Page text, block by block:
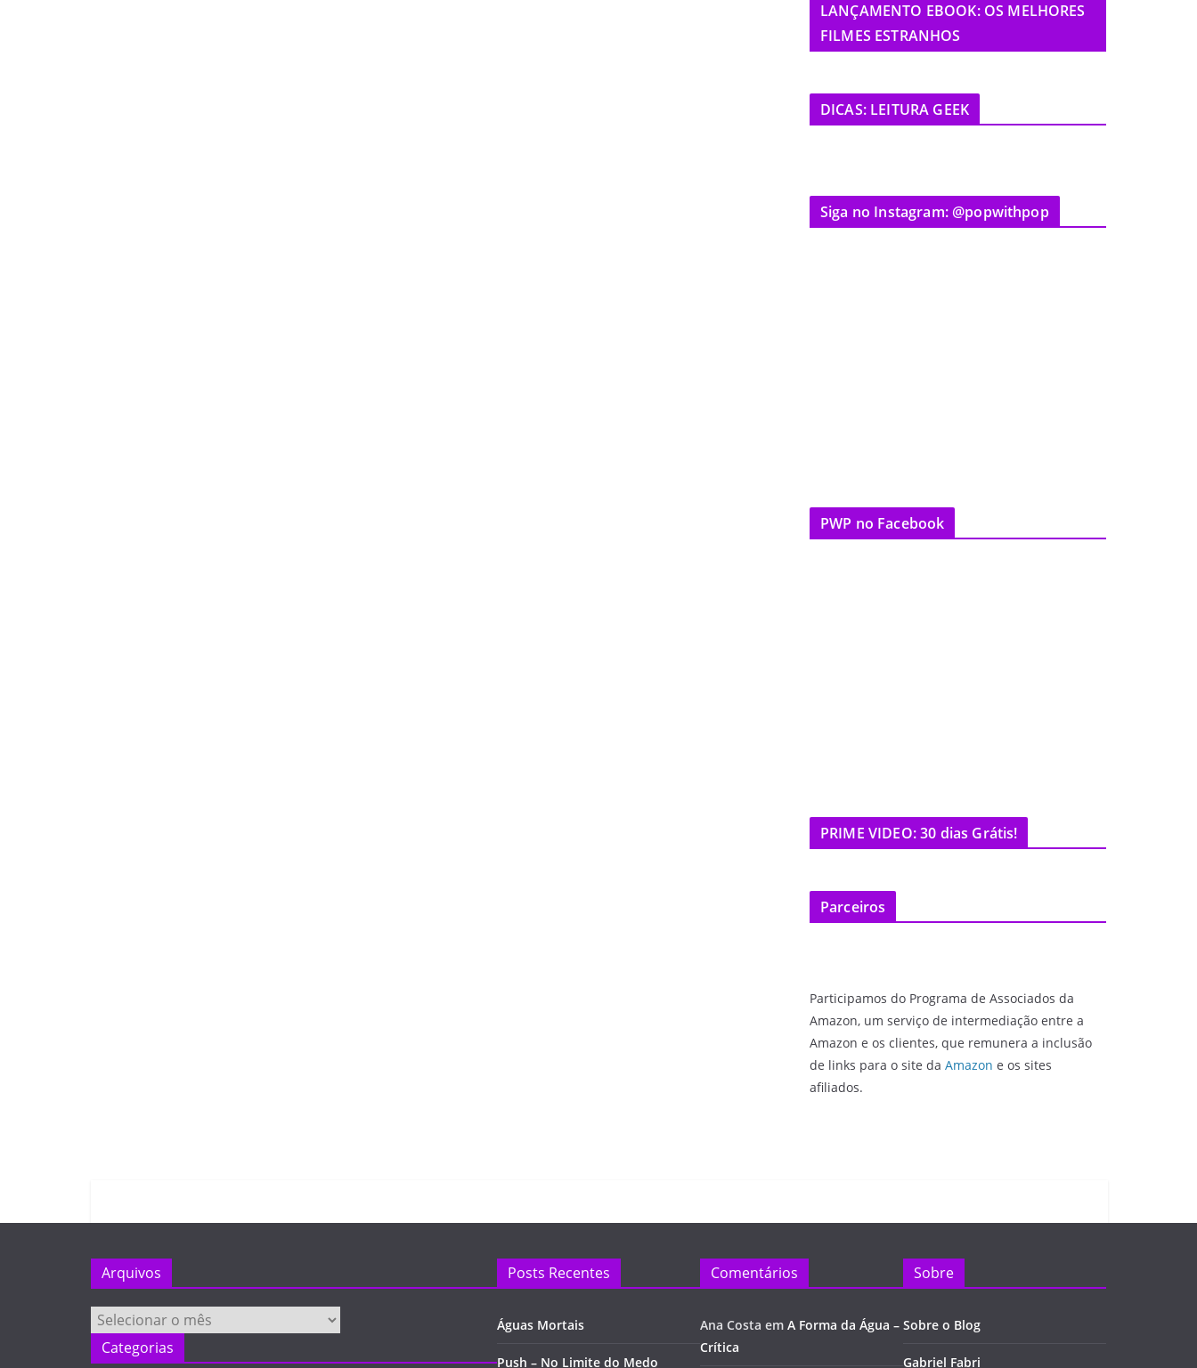
LANÇAMENTO EBOOK: OS MELHORES
FILMES ESTRANHOS
DICAS: LEITURA GEEK
Siga no Instagram: @popwithpop
PWP no Facebook
PRIME VIDEO: 30 dias Grátis!
Parceiros
Participamos do Programa de Associados da
Amazon, um serviço de intermediação entre a
Amazon e os clientes, que remunera a inclusão
de links para o site da Amazon e os sites
afiliados.
Arquivos
Arquivos
Categorias
Posts Recentes
Águas Mortais
Push – No Limite do Medo
Comentários
Ana Costa em A Forma da Água –
Crítica
Sobre
Sobre o Blog
Gabriel Fabri